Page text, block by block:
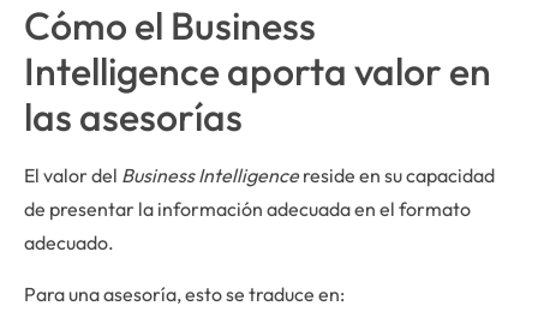
Cómo el Business
Intelligence aporta valor en
las asesorías
El valor del Business Intelligencereside en su capacidad
de presentar la información adecuada en el formato
adecuado.
Para una asesoría, esto se traduce en: